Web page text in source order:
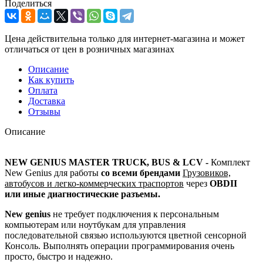
Поделиться
Цена действительна только для интернет-магазина и может
отличаться от цен в розничных магазинах
Описание
Как купить
Оплата
Доставка
Отзывы
Описание
NEW GENIUS MASTER TRUCK, BUS & LCV - Комплект
New Genius для работы со всеми брендами Грузовиков,
автобусов и легко-коммерческих траспортов через OBDII
или иные диагностические разъемы.
New genius не требует подключения к персональным
компьютерам или ноутбукам для управления
последовательной связью используются цветной сенсорной
Консоль. Выполнять операции программирования очень
просто, быстро и надежно.